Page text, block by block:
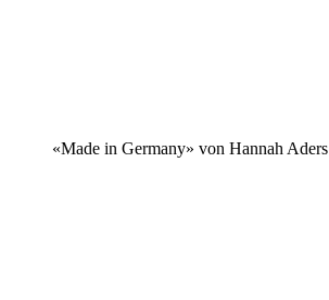
«Made in Germany» von Hannah Aders